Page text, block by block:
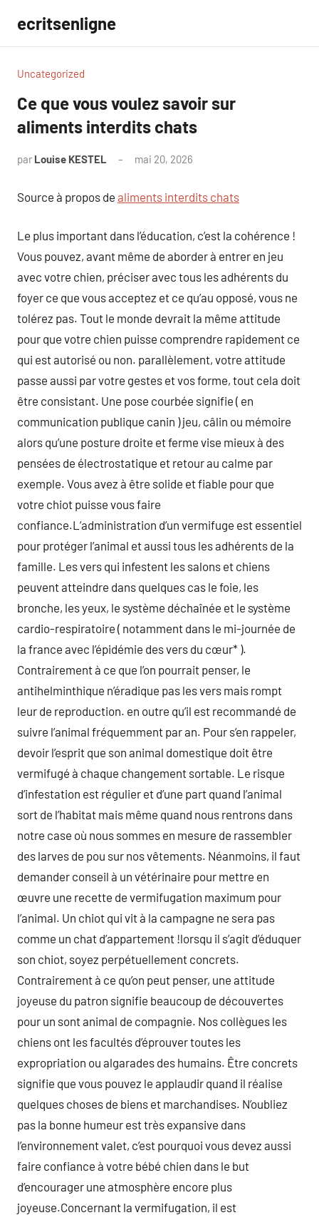
contenu
ecritsenligne
Uncategorized
Ce que vous voulez savoir sur
aliments interdits chats
par Louise KESTEL mai 20, 2026
Source à propos de aliments interdits chats
Le plus important dans l’éducation, c’est la cohérence !
Vous pouvez, avant même de aborder à entrer en jeu
avec votre chien, préciser avec tous les adhérents du
foyer ce que vous acceptez et ce qu’au opposé, vous ne
tolérez pas. Tout le monde devrait la même attitude
pour que votre chien puisse comprendre rapidement ce
qui est autorisé ou non. parallèlement, votre attitude
passe aussi par votre gestes et vos forme, tout cela doit
être consistant. Une pose courbée signifie ( en
communication publique canin ) jeu, câlin ou mémoire
alors qu’une posture droite et ferme vise mieux à des
pensées de électrostatique et retour au calme par
exemple. Vous avez à être solide et fiable pour que
votre chiot puisse vous faire
confiance.L’administration d’un vermifuge est essentiel
pour protéger l’animal et aussi tous les adhérents de la
famille. Les vers qui infestent les salons et chiens
peuvent atteindre dans quelques cas le foie, les
bronche, les yeux, le système déchaînée et le système
cardio-respiratoire ( notamment dans le mi-journée de
la france avec l’épidémie des vers du cœur* ).
Contrairement à ce que l’on pourrait penser, le
antihelminthique n’éradique pas les vers mais rompt
leur de reproduction. en outre qu’il est recommandé de
suivre l’animal fréquemment par an. Pour s’en rappeler,
devoir l’esprit que son animal domestique doit être
vermifugé à chaque changement sortable. Le risque
d’infestation est régulier et d’une part quand l’animal
sort de l’habitat mais même quand nous rentrons dans
notre case où nous sommes en mesure de rassembler
des larves de pou sur nos vêtements. Néanmoins, il faut
demander conseil à un vétérinaire pour mettre en
œuvre une recette de vermifugation maximum pour
l’animal. Un chiot qui vit à la campagne ne sera pas
comme un chat d’appartement !lorsqu il s’agit d’éduquer
son chiot, soyez perpétuellement concrets.
Contrairement à ce qu’on peut penser, une attitude
joyeuse du patron signifie beaucoup de découvertes
pour un sont animal de compagnie. Nos collègues les
chiens ont les facultés d’éprouver toutes les
expropriation ou algarades des humains. Être concrets
signifie que vous pouvez le applaudir quand il réalise
quelques choses de biens et marchandises. N’oubliez
pas la bonne humeur est très expansive dans
l’environnement valet, c’est pourquoi vous devez aussi
faire confiance à votre bébé chien dans le but
d’encourager une atmosphère encore plus
joyeuse.Concernant la vermifugation, il est